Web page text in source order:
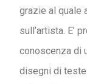
grazie al quale
sull’artista. E’
conoscenza di
disegni di